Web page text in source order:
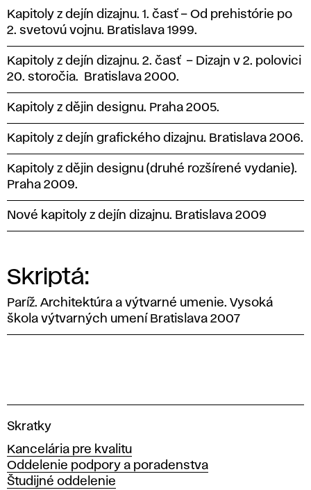
Kapitoly z dejín dizajnu. 1. časť – Od prehistórie po
2. svetovú vojnu. Bratislava 1999.
Kapitoly z dejín dizajnu. 2. časť – Dizajn v 2. polovici
20. storočia. Bratislava 2000.
Kapitoly z dějin designu. Praha 2005.
Kapitoly z dejín grafického dizajnu. Bratislava 2006.
Kapitoly z dějin designu (druhé rozšírené vydanie).
Praha 2009.
Nové kapitoly z dejín dizajnu. Bratislava 2009
Skriptá:
Paríž. Architektúra a výtvarné umenie. Vysoká
škola výtvarných umení Bratislava 2007
V
s
o
k
Skratky
Kancelária pre kvalitu
Oddelenie podpory a poradenstva
Študijné oddelenie